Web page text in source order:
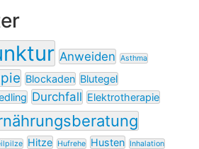
Anweiden Asthma
Blockaden Blutegel
Durchfall Elektrotherapie
Hitze Hufrehe Husten Inhalation